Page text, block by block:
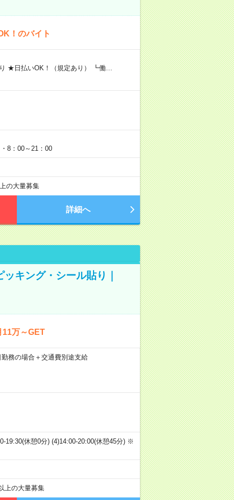
！のバイト
★日払いOK！（規定あり） ┗働…
8：00～21：00
の大量募集
詳細へ
キング・シール貼り｜
11万～GET
務の場合＋交通費別途支給
19:30(休憩0分) (4)14:00-20:00(休憩45分) ※
上の大量募集